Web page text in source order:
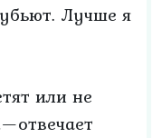
Лучше я
или не